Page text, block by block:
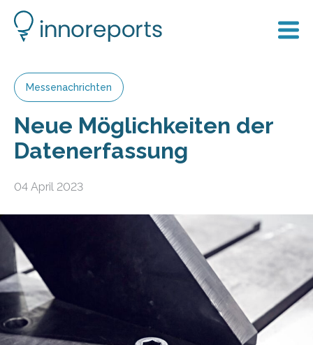
Messenachrichten
Neue Möglichkeiten der
Datenerfassung
04 April 2023